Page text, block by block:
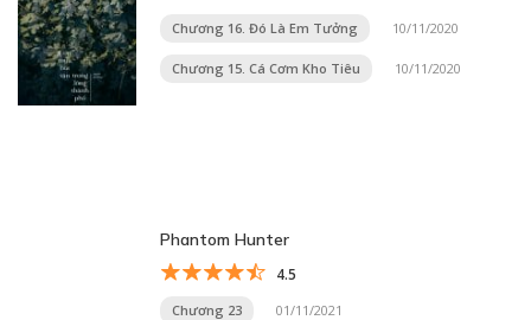
Chương 16. Đó Là Em Tưởng 10/11/2020
Chương 15. Cá Cơm Kho Tiêu 10/11/2020
Phantom Hunter
4.5
Chương 23 01/11/2021